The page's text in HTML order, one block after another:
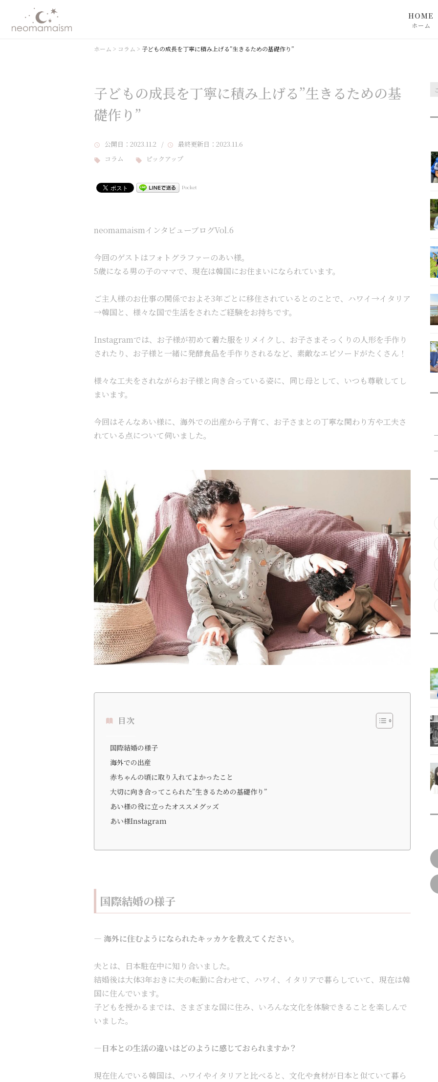
HOME
ホーム
ホーム > コラム > 子どもの成長を丁寧に積み上げる”生きるための基礎作り”
子どもの成長を丁寧に積み上げる”生きるための基
礎作り”
公開日 ：2023.11.2 / 最終更新日 ：2023.11.6
コラム
ピックアップ
Pocket
neomamaismインタビューブログVol.6
今回のゲストはフォトグラファーのあい様。
5歳になる男の子のママで、現在は韓国にお住まいになられています。
ご主人様のお仕事の関係でおよそ3年ごとに移住されているとのことで、ハワイ→イタリア
→韓国と、様々な国で生活をされたご経験をお持ちです。
Instagramでは、お子様が初めて着た服をリメイクし、お子さまそっくりの人形を手作り
されたり、お子様と一緒に発酵食品を手作りされるなど、 素敵なエピソードがたくさん！
様々な工夫をされながらお子様と向き合っている姿に、同じ母として、いつも尊敬してし
まいます。
今回はそんなあい様に、海外での出産から子育て、お子さまとの丁寧な関わり方や工夫さ
れている点について伺いました。
目次
国際結婚の様子
海外での出産
赤ちゃんの頃に取り入れてよかったこと
大切に向き合ってこられた”生きるための基礎作り”
あい様の役に立ったオススメグッズ
あい様Instagram
国際結婚の様子
— 海外に住むようになられたキッカケを教えてください。
夫とは、日本駐在中に知り合いました。
結婚後は大体3年おきに夫の転勤に合わせて、ハワイ、イタリアで暮らしていて、現在は韓
国に住んでいます。
子どもを授かるまでは、さまざまな国に住み、いろんな文化を体験できることを楽しんで
いました。
—日本との生活の違いはどのように感じておられますか？
現在住んでいる韓国は、ハワイやイタリアと比べると、文化や食材が日本と似ていて暮ら